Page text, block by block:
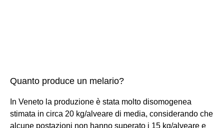
Quanto produce un melario?
In Veneto la produzione è stata molto disomogenea
stimata in circa 20 kg/alveare di media, considerando che
alcune postazioni non hanno superato i 15 kg/alveare e